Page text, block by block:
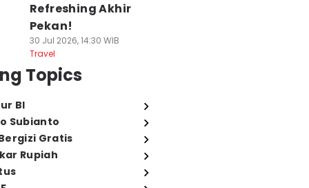
Refreshing Akhir
Pekan!
30 Jul 2026, 14:30 WIB
Travel
Topics
BI
Subianto
Gratis
Rupiah